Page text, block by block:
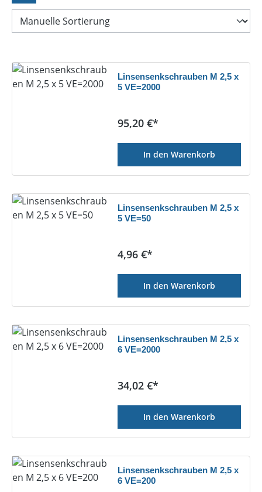
Linsensenkschrauben M 2,5 x
5 VE=2000
Regulärer Preis:
95,20 €*
In den Warenkorb
Linsensenkschrauben M 2,5 x
5 VE=50
Regulärer Preis:
4,96 €*
In den Warenkorb
Linsensenkschrauben M 2,5 x
6 VE=2000
Regulärer Preis:
34,02 €*
In den Warenkorb
Linsensenkschrauben M 2,5 x
6 VE=200